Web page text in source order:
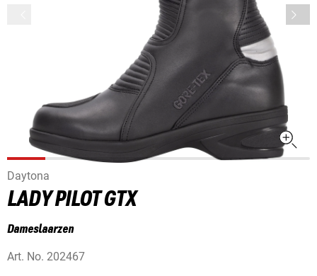
Daytona
LADY PILOT GTX
Dameslaarzen
Art. No. 202467